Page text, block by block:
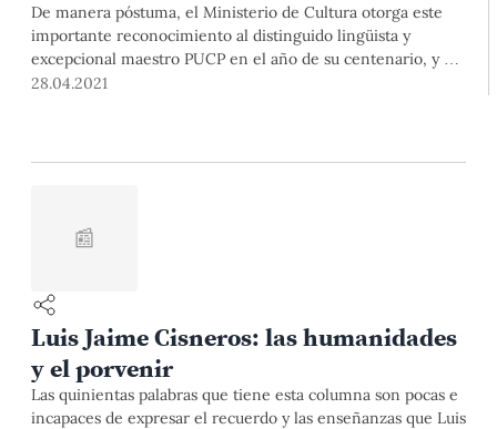
De manera póstuma, el Ministerio de Cultura otorga este
importante reconocimiento al distinguido lingüista y
excepcional maestro PUCP en el año de su centenario, y en
mérito a su amplia trayectoria y gran aporte intelectual al
28.04.2021
📰
Luis Jaime Cisneros: las humanidades
y el porvenir
Las quinientas palabras que tiene esta columna son pocas e
incapaces de expresar el recuerdo y las enseñanzas que Luis